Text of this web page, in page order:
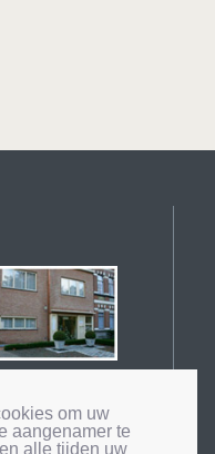
om uw
aangenamer te
alle tijden uw